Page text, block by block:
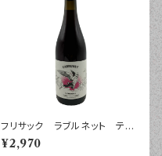
フリサック ラブルネット ティ
ント テラ・アルタ ２０２４年
７５０ｍｌ
¥2,970